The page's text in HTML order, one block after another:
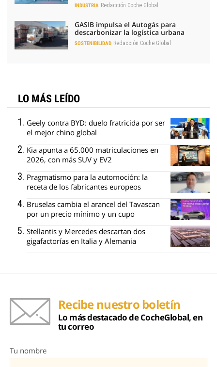
INDUSTRIA Redacción Coche Global
GASIB impulsa el Autogás para
descarbonizar la logística urbana
SOSTENIBILIDAD Redacción Coche Global
LO MÁS LEÍDO
Geely contra BYD: duelo fratricida por ser
el mejor chino global
Kia apunta a 65.000 matriculaciones en
2026, con más SUV y EV2
Pragmatismo para la automoción: la
receta de los fabricantes europeos
Bruselas cambia el arancel del Tavascan
por un precio mínimo y un cupo
Stellantis y Mercedes descartan dos
gigafactorías en Italia y Alemania
Recibe nuestro boletín
Lo más destacado de CocheGlobal, en
tu correo
Tu nombre